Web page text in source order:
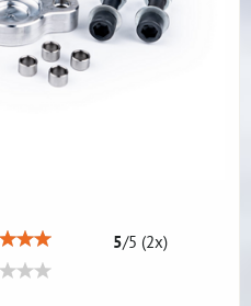
5/5 (2x)